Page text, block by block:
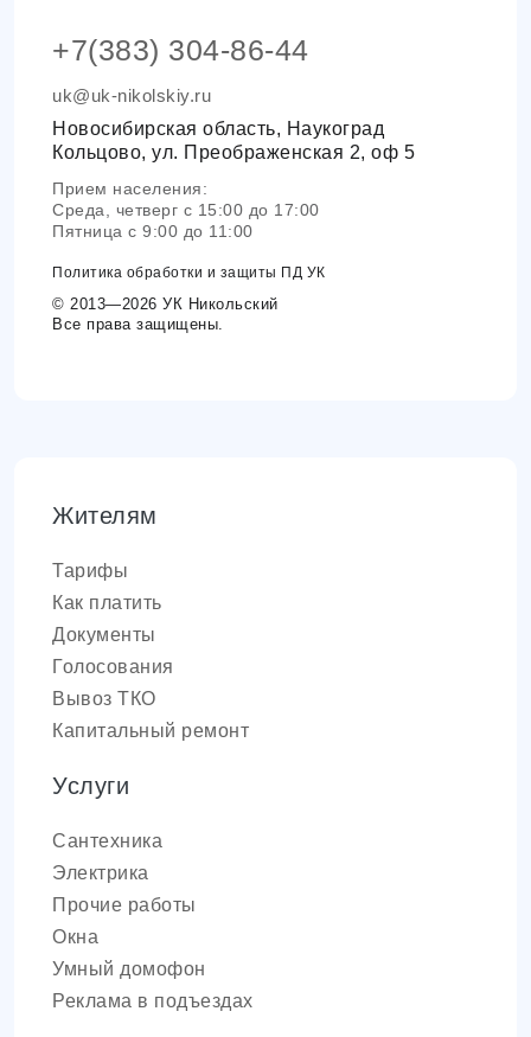
+7(383) 304-86-44
uk@uk-nikolskiy.ru
Новосибирская область, Наукоград
Кольцово, ул. Преображенская 2, оф 5
Прием населения:
Среда, четверг с 15:00 до 17:00
Пятница с 9:00 до 11:00
Политика обработки и защиты ПД УК
© 2013—2026 УК Никольский
Все права защищены.
Жителям
Тарифы
Как платить
Документы
Голосования
Вывоз ТКО
Капитальный ремонт
Услуги
Сантехника
Электрика
Прочие работы
Окна
Умный домофон
Реклама в подъездах